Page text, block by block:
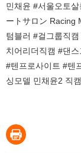
민채윤 #서울오토
ートサロン Racing
텀블러 #걸그룹직
치어리더직캠 #댄
#텐프로사이트 #텐
싱모델 민채윤2 직